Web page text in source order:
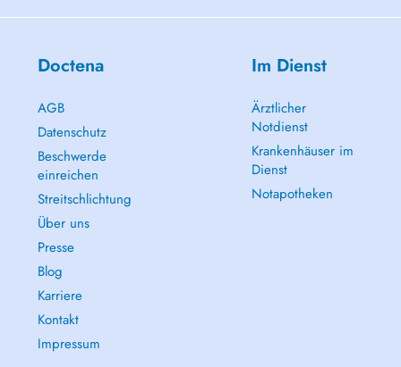
Doctena
AGB
Datenschutz
Beschwerde
einreichen
Streitschlichtung
Über uns
Presse
Blog
Karriere
Kontakt
Impressum
Im Dienst
Ärztlicher
Notdienst
Krankenhäuser im
Dienst
Notapotheken